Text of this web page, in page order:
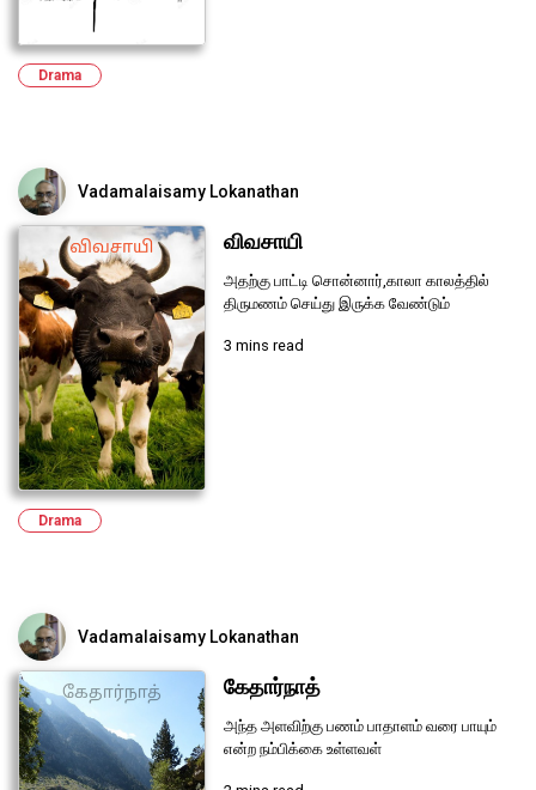
Drama
Vadamalaisamy Lokanathan
விவசாயி
அதற்கு பாட்டி சொன்னார்,காலா காலத்தில்
திருமணம் செய்து இருக்க வேண்டும்
3 mins read
Drama
Vadamalaisamy Lokanathan
கேதார்நாத்
அந்த அளவிற்கு பணம் பாதாளம் வரை பாயும்
என்ற நம்பிக்கை உள்ளவள்